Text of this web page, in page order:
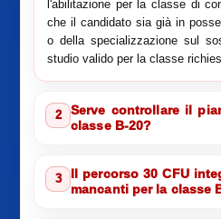
l'abilitazione per la classe di
che il candidato sia già in
o della specializzazione sul
studio valido per la classe
2
Serve controllare il
classe B-20?
3
Il percorso 30 CFU
mancanti per la classe